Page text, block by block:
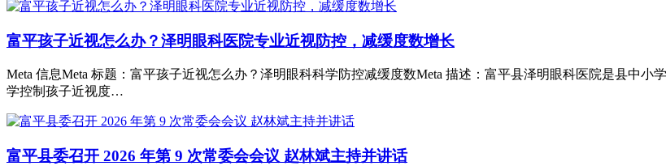
富平孩子近视怎么办？泽明眼科医院专业近视防控，减缓度数增长
Meta 信息Meta 标题：富平孩子近视怎么办？泽明眼科科学防控减缓度数Meta 描述：富平县泽明眼科医院是县中
学控制孩子近视度…
富平县委召开 2026 年第 9 次常委会会议 赵林斌主持并讲话